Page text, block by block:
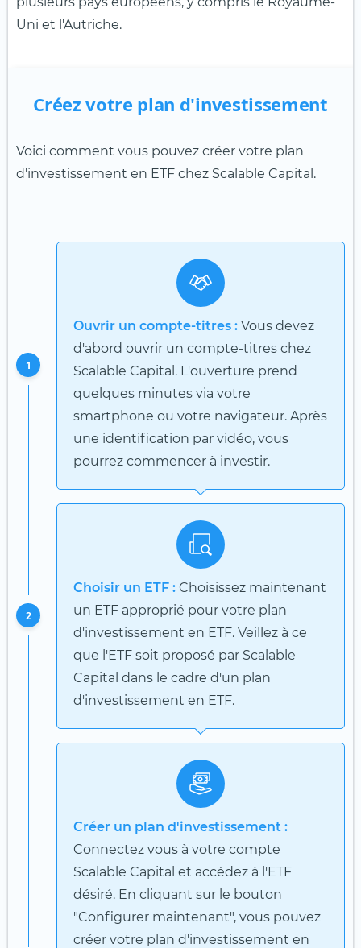
Uni et l'Autriche.
Créez votre plan d'investissement
Voici comment vous pouvez créer votre plan
d'investissement en ETF chez Scalable Capital.
1
Ouvrir un compte-titres : Vous devez
d'abord ouvrir un compte-titres chez
Scalable Capital. L'ouverture prend
quelques minutes via votre
smartphone ou votre navigateur. Après
une identification par vidéo, vous
pourrez commencer à investir.
2
Choisir un ETF : Choisissez maintenant
un ETF approprié pour votre plan
d'investissement en ETF. Veillez à ce
que l'ETF soit proposé par Scalable
Capital dans le cadre d'un plan
d'investissement en ETF.
Créer un plan d'investissement :
Connectez vous à votre compte
Scalable Capital et accédez à l'ETF
désiré. En cliquant sur le bouton
"Configurer maintenant", vous pouvez
créer votre plan d'investissement en